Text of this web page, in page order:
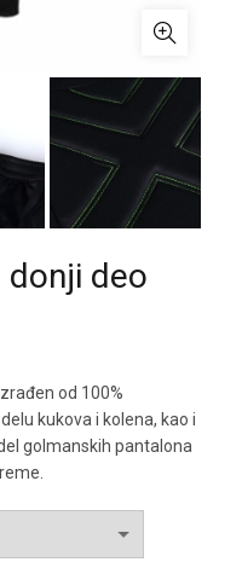
donji deo
od 100%
kukova i kolena, kao i
golmanskih pantalona